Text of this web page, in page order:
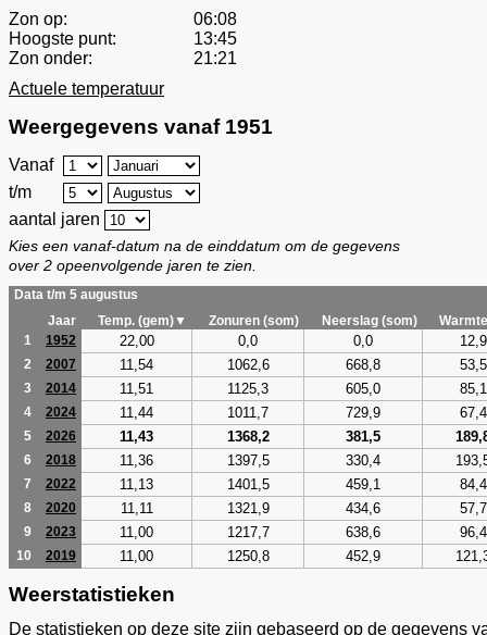
Zon op:
06:08
Hoogste punt:
13:45
Zon onder:
21:21
Actuele temperatuur
Weergegevens vanaf 1951
Vanaf
t/m
aantal jaren
Kies een vanaf-datum na de einddatum om de gegevens
over 2 opeenvolgende jaren te zien.
Data t/m 5 augustus
Jaar
Temp. (gem)▼ Zonuren (som) Neerslag (som)
1
1952 22,00 0,0 0,0 12,9
2 2007 11,54 1062,6 668,8 53,5
3 2014 11,51 1125,3 605,0 85,1
4 2024 11,44 1011,7 729,9 67,4
5 2026 11,43 1368,2 381,5
6 2018 11,36 1397,5 330,4
7 2022 11,13 1401,5 459,1 84,4
8 2020 11,11 1321,9 434,6 57,7
9 2023 11,00 1217,7 638,6 96,4
10 2019 11,00 1250,8 452,9
Weerstatistieken
De statistieken op deze site zijn gebaseerd op de gegevens